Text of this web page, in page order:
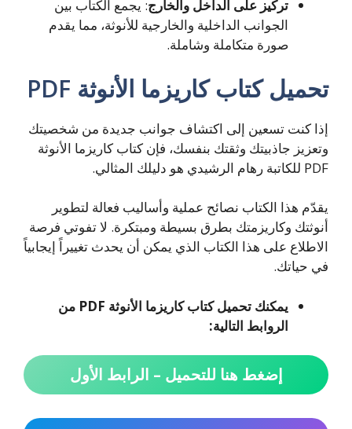
تركيز على الداخل والخارج: يجمع الكتاب بين
الجوانب الداخلية والخارجية للأنوثة، مما يقدم
صورة متكاملة وشاملة.
تحميل كتاب كاريزما الأنوثة PDF
إذا كنت تسعين إلى اكتشاف جوانب جديدة من شخصيتك
وتعزيز جاذبيتك وثقتك بنفسك، فإن كتاب كاريزما الأنوثة
PDF للكاتبة رهام الرشيدي هو دليلك المثالي.
يقدّم هذا الكتاب نصائح عملية وأساليب فعالة لتطوير
أنوثتك وكاريزمتك بطرق بسيطة ومبتكرة. لا تفوتي فرصة
الاطلاع على هذا الكتاب الذي يمكن أن يحدث تغييراً إيجابياً
في حياتك.
يمكنك تحميل كتاب كاريزما الأنوثة PDF من
الروابط التالية:
إضغط هنا للتحميل – الرابط الأول